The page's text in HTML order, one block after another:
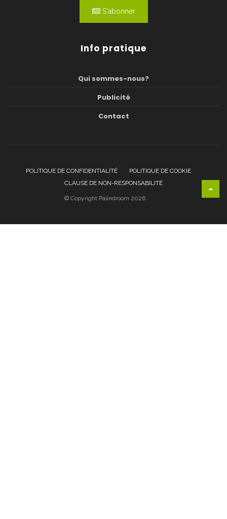
S'abonner
Info pratique
Qui sommes-nous?
Publicité
Contact
POLITIQUE DE CONFIDENTIALITÉ
POLITIQUE DE COOKIE
CLAUSE DE NON-RESPONSABILITÉ
© Copyright Palindroom 2026